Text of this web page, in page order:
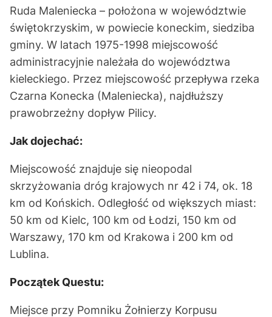
Ruda Maleniecka – położona w województwie
świętokrzyskim, w powiecie koneckim, siedziba
gminy. W latach 1975-1998 miejscowość
administracyjnie należała do województwa
kieleckiego. Przez miejscowość przepływa rzeka
Czarna Konecka (Maleniecka), najdłuższy
prawobrzeżny dopływ Pilicy.
Jak dojechać:
Miejscowość znajduje się nieopodal
skrzyżowania dróg krajowych nr 42 i 74, ok. 18
km od Końskich. Odległość od większych miast:
50 km od Kielc, 100 km od Łodzi, 150 km od
Warszawy, 170 km od Krakowa i 200 km od
Lublina.
Początek Questu:
Miejsce przy Pomniku Żołnierzy Korpusu